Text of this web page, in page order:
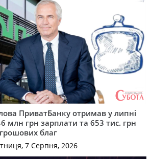
ПриватБанку отримав у липні
млн грн зарплати та 653 тис. грн
благ
7 Серпня, 2026